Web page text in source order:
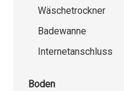
Wäschetrockner
Badewanne
Internetanschluss
Boden